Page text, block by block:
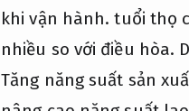
khi vận hành. tuổi thọ
nhiều so với điều hòa.
Tăng năng suất sản